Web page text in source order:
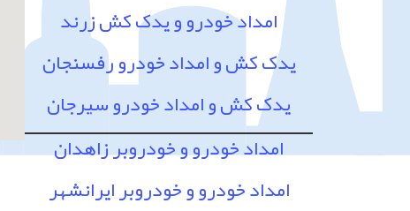
امداد خودرو و یدک کش زرند
یدک کش و امداد خودرو رفسنجان
یدک کش و امداد خودرو سیرجان
امداد خودرو و خودروبر زاهدان
امداد خودرو و خودروبر ایرانشهر